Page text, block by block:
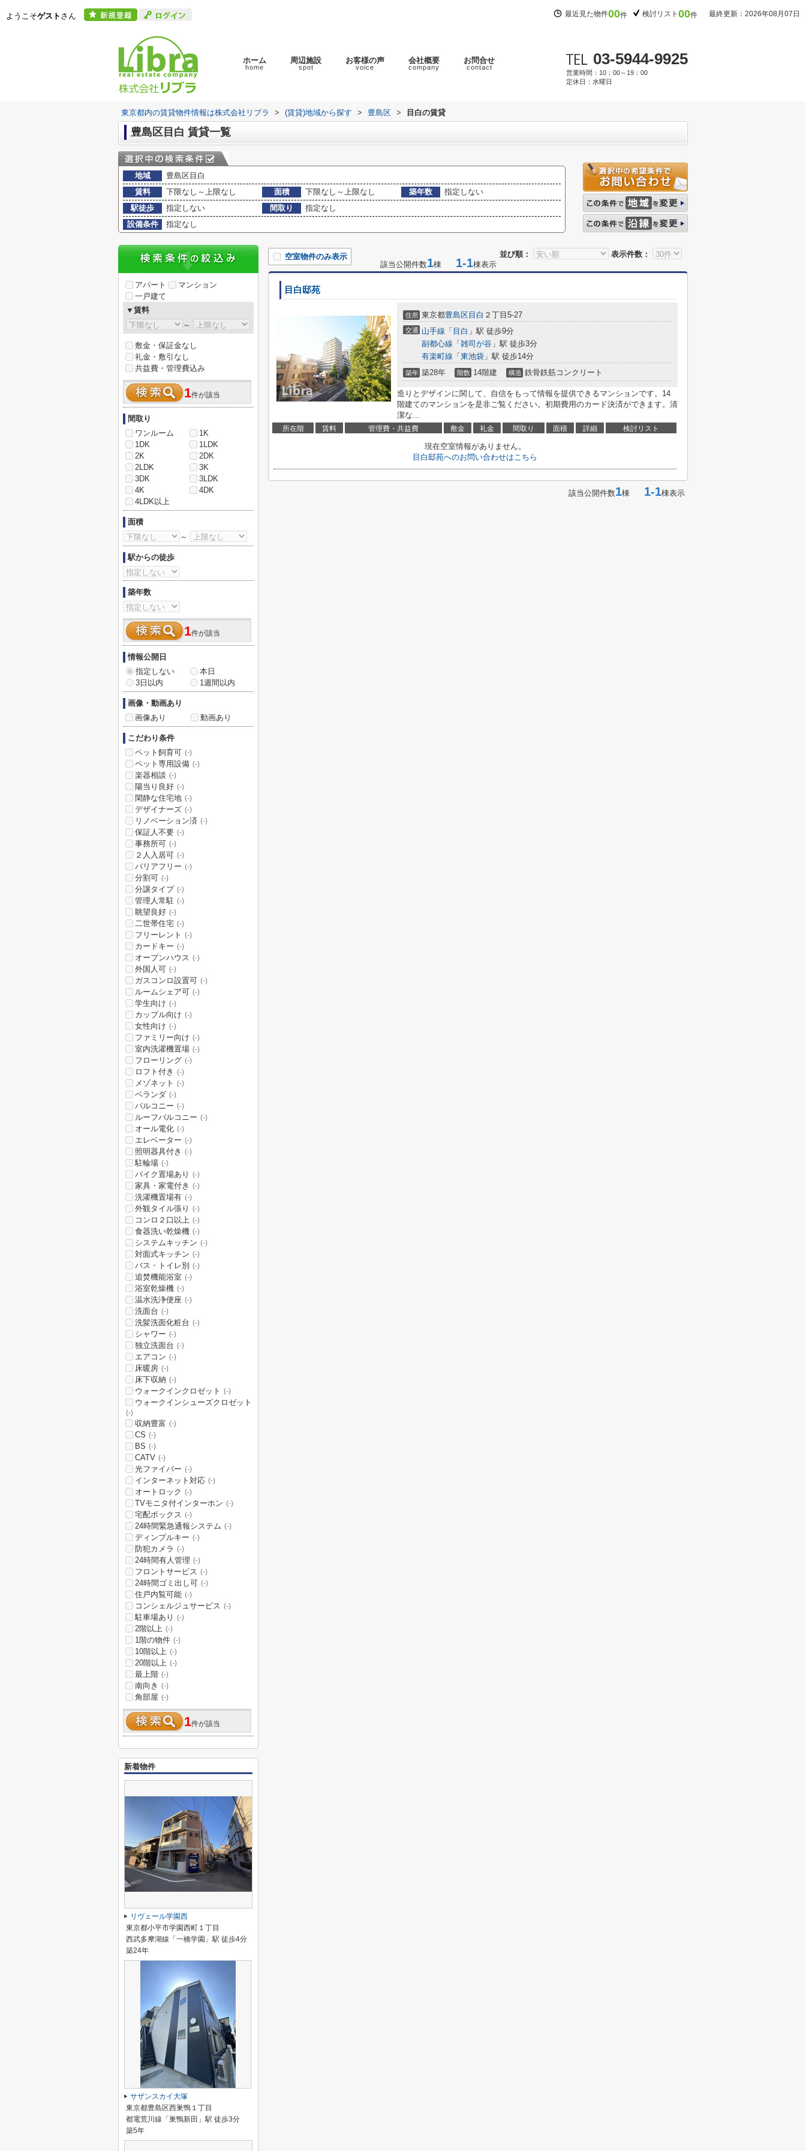
ようこそゲスト さん 最近見た物件00件 検討リスト 00件 最終更新：2026年08月07日
ホーム
home
周辺施設
spot
お客様の声
voice
会社概要
company
お問合せ
contact 03-5944-9925
営業時間：10：00～19：00
定休日：水曜日
東京都内の賃貸物件情報は株式会社リブラ > (賃貸)地域から探す > 豊島区 > 目白の賃貸
豊島区目白 賃貸一覧
地域
豊島区目白
賃料
下限なし～上限なし 面積 下限なし～上限なし 築年数
指定しない
駅徒歩
指定しない 間取り
指定なし
設備条件
指定なし
並び順： 表示件数：
空室物件のみ表示
該当公開件数1棟 1-1棟表示
目白邸苑
住所 東京都豊島区目白 ２丁目5-27
交通 山手線 「 目白 」駅 徒歩9分
副都心線 「 雑司が谷 」駅 徒歩3分
有楽町線 「 東池袋 」駅 徒歩14分
築年 築28年 階数 14階建 構造 鉄骨鉄筋コンクリート
造りとデザインに関して、自信をもって情報を提供できるマンションです。14
階建てのマンションを是非ご覧ください。初期費用のカード決済ができます。清
潔な...
所在階 賃料 管理費・共益費 敷金 礼金 間取り 面積 詳細 検討リスト
現在空室情報がありません。
目白邸苑へのお問い合わせはこちら
該当公開件数1棟 1-1棟表示
アパート
マンション
一戸建て
▼賃料
～
敷金・保証金なし
礼金・敷引なし
共益費・管理費込み
1件が該当
間取り
ワンルーム
1K
1DK
1LDK
2K
2DK
2LDK
3K
3DK
3LDK
4K
4DK
4LDK以上
面積
～
駅からの徒歩
築年数
1件が該当
情報公開日
指定しない
本日
3日以内
1週間以内
画像・動画あり
画像あり
動画あり
こだわり条件
ペット飼育可 (-)
ペット専用設備 (-)
楽器相談 (-)
陽当り良好 (-)
閑静な住宅地 (-)
デザイナーズ (-)
リノベーション済 (-)
保証人不要 (-)
事務所可 (-)
２人入居可 (-)
バリアフリー (-)
分割可 (-)
分譲タイプ (-)
管理人常駐 (-)
眺望良好 (-)
二世帯住宅 (-)
フリーレント (-)
カードキー (-)
オープンハウス (-)
外国人可 (-)
ガスコンロ設置可 (-)
ルームシェア可 (-)
学生向け (-)
カップル向け (-)
女性向け (-)
ファミリー向け (-)
室内洗濯機置場 (-)
フローリング (-)
ロフト付き (-)
メゾネット (-)
ベランダ (-)
バルコニー (-)
ルーフバルコニー (-)
オール電化 (-)
エレベーター (-)
照明器具付き (-)
駐輪場 (-)
バイク置場あり (-)
家具・家電付き (-)
洗濯機置場有 (-)
外観タイル張り (-)
コンロ２口以上 (-)
食器洗い乾燥機 (-)
システムキッチン (-)
対面式キッチン (-)
バス・トイレ別 (-)
追焚機能浴室 (-)
浴室乾燥機 (-)
温水洗浄便座 (-)
洗面台 (-)
洗髪洗面化粧台 (-)
シャワー (-)
独立洗面台 (-)
エアコン (-)
床暖房 (-)
床下収納 (-)
ウォークインクロゼット (-)
ウォークインシューズクロゼット
(-)
収納豊富 (-)
CS (-)
BS (-)
CATV (-)
光ファイバー (-)
インターネット対応 (-)
オートロック (-)
TVモニタ付インターホン (-)
宅配ボックス (-)
24時間緊急通報システム (-)
ディンプルキー (-)
防犯カメラ (-)
24時間有人管理 (-)
フロントサービス (-)
24時間ゴミ出し可 (-)
住戸内覧可能 (-)
コンシェルジュサービス (-)
駐車場あり (-)
2階以上 (-)
1階の物件 (-)
10階以上 (-)
20階以上 (-)
最上階 (-)
南向き (-)
角部屋 (-)
1件が該当
新着物件
リヴェール学園西
東京都小平市学園西町１丁目
西武多摩湖線「一橋学園」駅 徒歩4分
築24年
サザンスカイ大塚
東京都豊島区西巣鴨１丁目
都電荒川線「巣鴨新田」駅 徒歩3分
築5年